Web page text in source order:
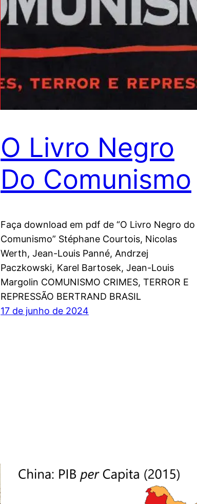
O Livro Negro
Do Comunismo
Faça download em pdf de “O Livro Negro do
Comunismo” Stéphane Courtois, Nicolas
Werth, Jean-Louis Panné, Andrzej
Paczkowski, Karel Bartosek, Jean-Louis
Margolin COMUNISMO CRIMES, TERROR E
REPRESSÃO BERTRAND BRASIL
17 de junho de 2024